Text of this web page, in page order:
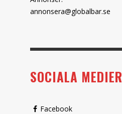
annonsera@globalbar.se
SOCIALA MEDIER
Facebook